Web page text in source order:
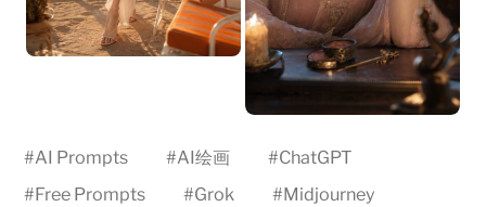
#AI Prompts #AI绘画 #ChatGPT
#Free Prompts #Grok #Midjourney